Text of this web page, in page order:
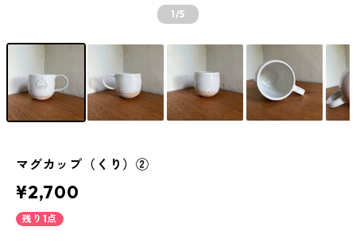
1/5
マグカップ（くり）②
¥2,700
残り1点